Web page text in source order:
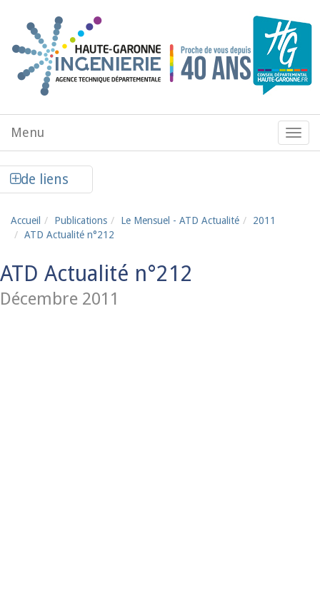
Menu
de
Menu
de liens
Accueil Publications Le Mensuel - ATD Actualité
2011
ATD Actualité n°212
ATD Actualité n°212
Décembre 2011